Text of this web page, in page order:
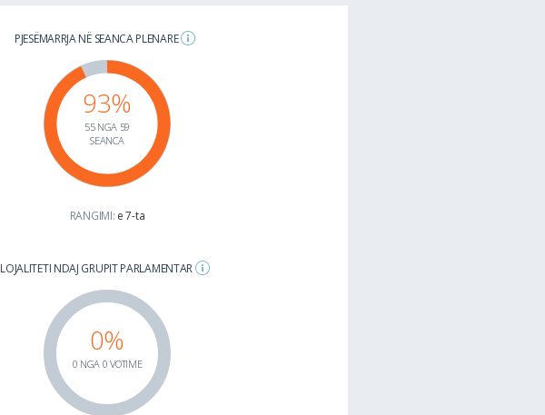
PJESËMARRJA NË SEANCA PLENARE
93%
55 NGA 59
SEANCA
RANGIMI: e 7-ta
LOJALITETI NDAJ GRUPIT PARLAMENTAR
0%
0 NGA 0 VOTIME